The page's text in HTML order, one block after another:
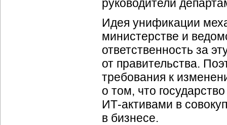
руководители
Идея унификации
министерстве и
ответственность за
от правительства.
требования к
о том, что
ИТ-активами в
в бизнесе.